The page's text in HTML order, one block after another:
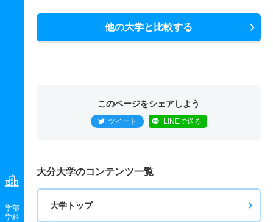
学部
学科
他の大学と比較する
このページをシェアしよう
ツイート LINEで送る
大分大学のコンテンツ一覧
大学トップ